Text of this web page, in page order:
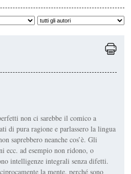
non ci sarebbe il comico a
di pura ragione e parlassero la lingua
saprebbero neanche cos’è. Gli
ecc. ad esempio non ridono, o
intelligenze integrali senza difetti.
la mente, perché sono